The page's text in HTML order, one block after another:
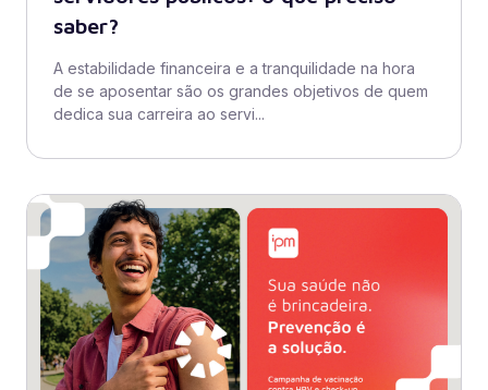
saber?
A estabilidade financeira e a tranquilidade na hora
de se aposentar são os grandes objetivos de quem
dedica sua carreira ao servi...